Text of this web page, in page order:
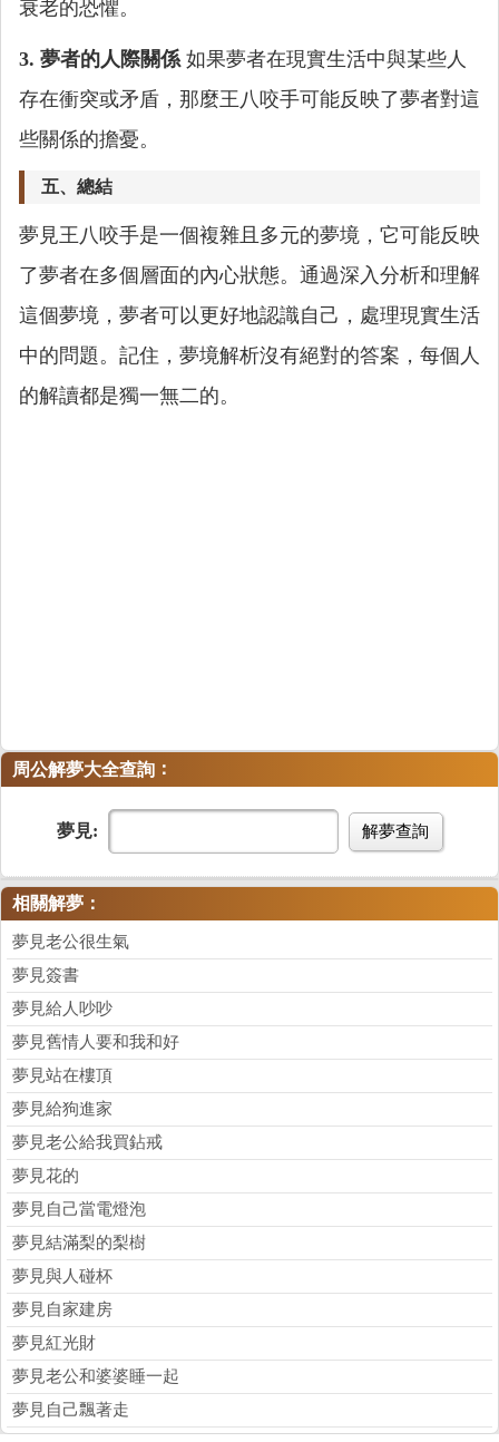
衰老的恐懼。
3. 夢者的人際關係如果夢者在現實生活中與某些人
存在衝突或矛盾，那麼王八咬手可能反映了夢者對這
些關係的擔憂。
五、總結
夢見王八咬手是一個複雜且多元的夢境，它可能反映
了夢者在多個層面的內心狀態。通過深入分析和理解
這個夢境，夢者可以更好地認識自己，處理現實生活
中的問題。記住，夢境解析沒有絕對的答案，每個人
的解讀都是獨一無二的。
周公解夢大全查詢 ：
夢見: 解夢查詢
相關解夢：
夢見老公很生氣
夢見簽書
夢見給人吵吵
夢見舊情人要和我和好
夢見站在樓頂
夢見給狗進家
夢見老公給我買鉆戒
夢見花的
夢見自己當電燈泡
夢見結滿梨的梨樹
夢見與人碰杯
夢見自家建房
夢見紅光財
夢見老公和婆婆睡一起
夢見自己飄著走